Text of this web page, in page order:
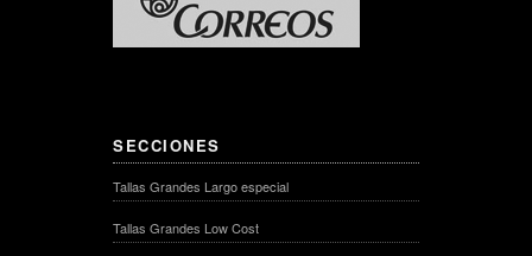
SECCIONES
Tallas Grandes Largo especial
Tallas Grandes Low Cost